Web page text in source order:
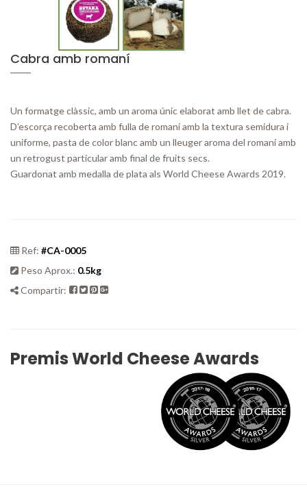
Cabra amb romaní
Un formatge clàssic, amb un aroma únic elaborat amb llet de cabra.
D’escorça recoberta amb fulla de romaní amb la textura semidura i
uniforme, pasta de color blanc amb un lleuger aroma del romaní amb
un retrogust particular amb final de fruits secs.
Guardonat amb medalla de plata als World Cheese Awards 2019.
Ref: #CA-0005
Peso Aprox.: 0.5kg
Compartir:
Premis World Cheese Awards